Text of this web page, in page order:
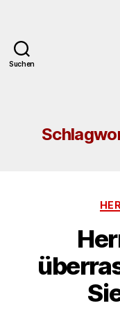
Suchen